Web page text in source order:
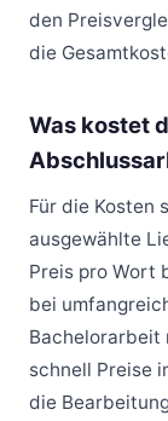
den
die
Was kostet
Für die Kosten
ausgewählte
Preis pro Wort
bei
Bachelorarbeit
schnell Preise
die